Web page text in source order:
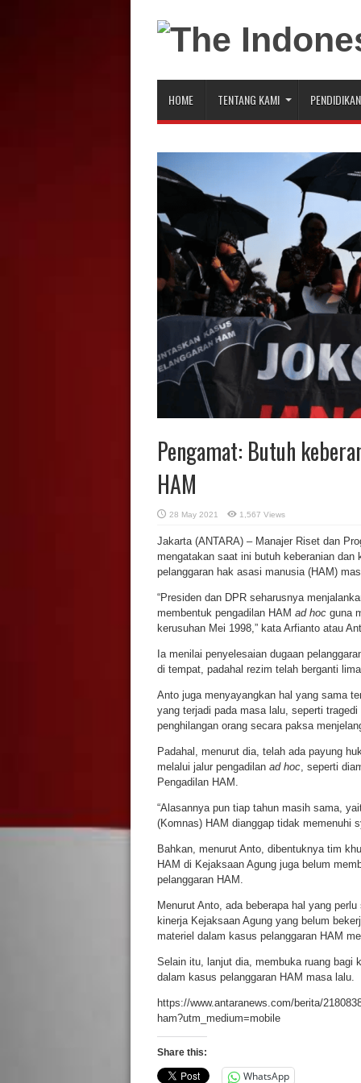
HOME TENTANG KAMI
Pengamat: Butuh
HAM
28 May 2021 1,567 Views
Jakarta (ANTARA) – Manajer Riset dan
mengatakan saat ini butuh keberanian
pelanggaran hak asasi manusia (HAM)
“Presiden dan DPR seharusnya
membentuk pengadilan HAM ad hocguna
kerusuhan Mei 1998,” kata Arfianto atau
Ia menilai penyelesaian dugaan
di tempat, padahal rezim telah berganti
Anto juga menyayangkan hal yang sama
yang terjadi pada masa lalu, seperti
penghilangan orang secara paksa
Padahal, menurut dia, telah ada payung
melalui jalur pengadilan ad hoc, seperti
Pengadilan HAM.
“Alasannya pun tiap tahun masih sama,
(Komnas) HAM dianggap tidak memenuhi
Bahkan, menurut Anto, dibentuknya tim
HAM di Kejaksaan Agung juga belum
pelanggaran HAM.
Menurut Anto, ada beberapa hal yang
kinerja Kejaksaan Agung yang belum
materiel dalam kasus pelanggaran HAM
Selain itu, lanjut dia, membuka ruang bagi
dalam kasus pelanggaran HAM masa lalu.
https://www.antaranews.com/berita/
ham?utm_medium=mobile
Share this:
WhatsApp